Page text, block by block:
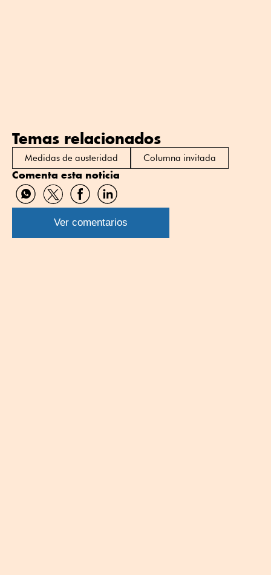
Temas relacionados
Medidas de austeridad Columna invitada
Comenta esta noticia
Compartir
por
WhatsApp
Compartir
por
Twitter
Compartir
por
Facebook
Compartir
por
Linkedin
Ver comentarios